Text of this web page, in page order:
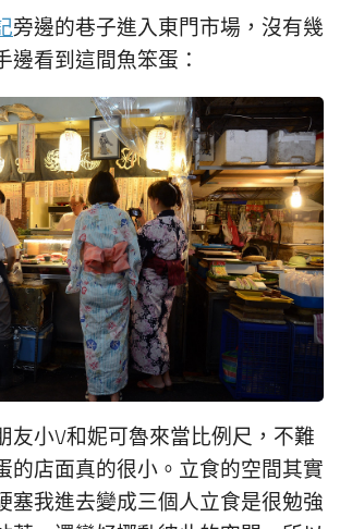
旁邊的巷子進入東門市場，沒有幾
邊看到這間魚笨蛋：
友小V和妮可魯來當比例尺，不難
的店面真的很小。立食的空間其實
塞我進去變成三個人立食是很勉強